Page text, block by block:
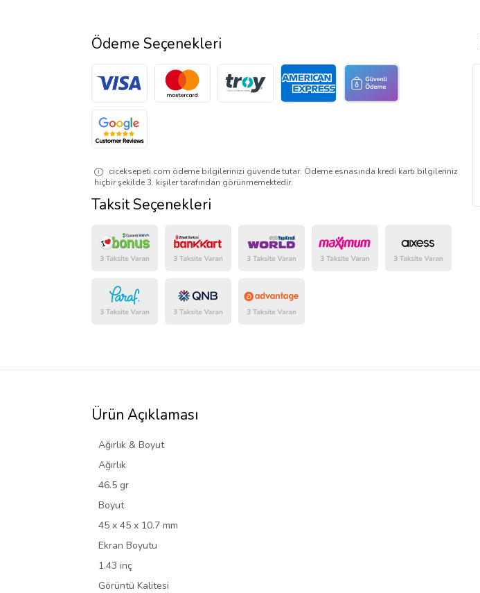
Ödeme Seçenekleri
ciceksepeti.com ödeme bilgilerinizi güvende tutar. Ödeme esnasında kredi kartı bilgileriniz
hiçbir şekilde 3. kişiler tarafından görünmemektedir.
Taksit Seçenekleri
Ürün Açıklaması
Ağırlık & Boyut
Ağırlık
46.5 gr
Boyut
45 x 45 x 10.7 mm
Ekran Boyutu
1.43 inç
Görüntü Kalitesi